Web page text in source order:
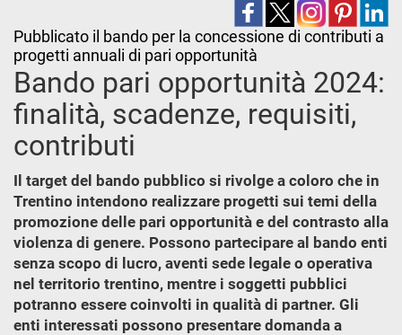
Pubblicato il bando per la concessione di contributi a
progetti annuali di pari opportunità
Bando pari opportunità 2024:
finalità, scadenze, requisiti,
contributi
Il target del bando pubblico si rivolge a coloro che in
Trentino intendono realizzare progetti sui temi della
promozione delle pari opportunità e del contrasto alla
violenza di genere. Possono partecipare al bando enti
senza scopo di lucro, aventi sede legale o operativa
nel territorio trentino, mentre i soggetti pubblici
potranno essere coinvolti in qualità di partner. Gli
enti interessati possono presentare domanda a